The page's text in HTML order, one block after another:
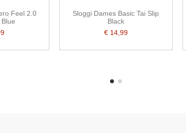
Feel 2.0
Sloggi Dames Basic Tai Slip
Black
€ 14,99